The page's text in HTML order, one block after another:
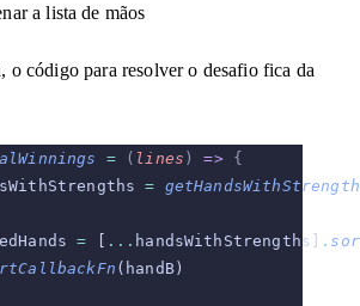
a lista de mãos
o código para resolver o desafio fica da
= ( lines ) => {
=
= [ ... handsWithStrengths] .
(handB)